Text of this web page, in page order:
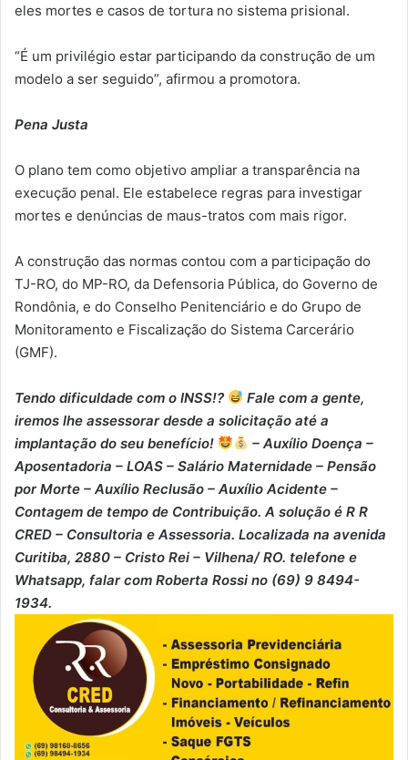
eles mortes e casos de tortura no sistema prisional.
“É um privilégio estar participando da construção de um
modelo a ser seguido”, afirmou a promotora.
Pena Justa
O plano tem como objetivo ampliar a transparência na
execução penal. Ele estabelece regras para investigar
mortes e denúncias de maus-tratos com mais rigor.
A construção das normas contou com a participação do
TJ-RO, do MP-RO, da Defensoria Pública, do Governo de
Rondônia, e do Conselho Penitenciário e do Grupo de
Monitoramento e Fiscalização do Sistema Carcerário
(GMF).
Tendo dificuldade com o INSS!?
Fale com a gente,
iremos lhe assessorar desde a solicitação até a
implantação do seu benefício!
– Auxílio Doença –
⁠Aposentadoria – ⁠LOAS – ⁠Salário Maternidade – ⁠Pensão
por Morte – ⁠Auxílio Reclusão – ⁠Auxílio Acidente –
⁠Contagem de tempo de Contribuição. A solução é R R
CRED – Consultoria e Assessoria. Localizada na avenida
Curitiba, 2880 – Cristo Rei – Vilhena/ RO. telefone e
Whatsapp, falar com Roberta Rossi no (69) 9 8494-
1934.